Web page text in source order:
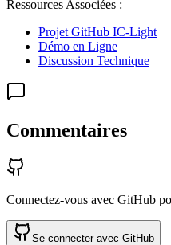
Ressources Associées :
Projet GitHub IC-Light
Démo en Ligne
Discussion Technique
Commentaires
Connectez-vous avec GitHub
Se connecter avec GitHub